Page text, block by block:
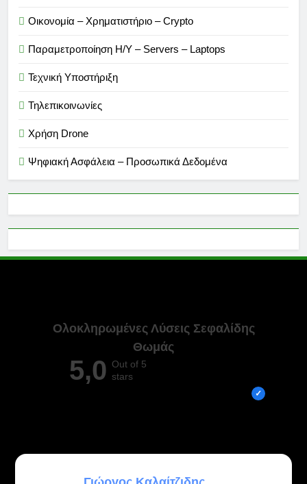
Οικονομία – Χρηματιστήριο – Crypto
Παραμετροποίηση Η/Υ – Servers – Laptops
Τεχνική Υποστήριξη
Τηλεπικοινωνίες
Χρήση Drone
Ψηφιακή Ασφάλεια – Προσωπικά Δεδομένα
Ολοκληρωμένες Λύσεις Σεφαλίδης
Θωμάς
5,0 Out of 5
stars